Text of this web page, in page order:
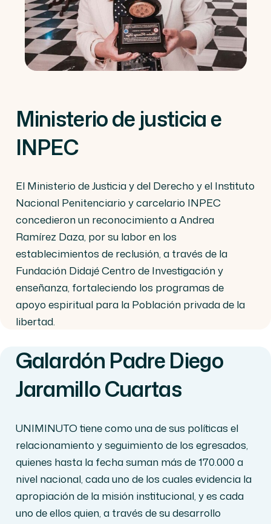
Ministerio de justicia e
INPEC
El Ministerio de Justicia y del Derecho y el Instituto
Nacional Penitenciario y carcelario INPEC
concedieron un reconocimiento a Andrea
Ramírez Daza, por su labor en los
establecimientos de reclusión, a través de la
Fundación Didajé Centro de Investigación y
enseñanza, fortaleciendo los programas de
apoyo espiritual para la Población privada de la
libertad.
Galardón Padre Diego
Jaramillo Cuartas
UNIMINUTO tiene como una de sus políticas el
relacionamiento y seguimiento de los egresados,
quienes hasta la fecha suman más de 170.000 a
nivel nacional, cada uno de los cuales evidencia la
apropiación de la misión institucional, y es cada
uno de ellos quien, a través de su desarrollo